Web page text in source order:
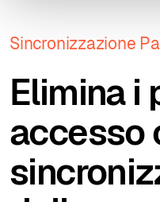
Sincronizzazione
Elimina i
accesso